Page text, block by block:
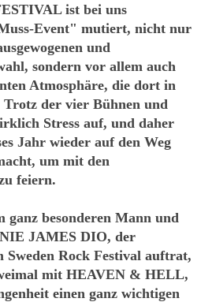
ist bei uns
Event" mutiert, nicht nur
und
sondern vor allem auch
Atmosphäre, die dort in
der vier Bühnen und
Stress auf, und daher
Jahr wieder auf den Weg
um mit den
feiern.
ganz besonderen Mann und
JAMES DIO, der
Sweden Rock Festival auftrat,
mit HEAVEN & HELL,
einen ganz wichtigen